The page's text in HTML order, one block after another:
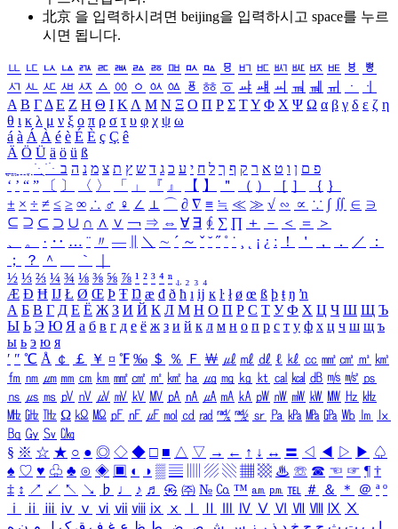
北京 을 입력하시려면 beijing을 입력하시고 space를 누르
시면 됩니다.
ㅥ ㅦ ㅧ ㅨ ㅩ ㅪ ㅫ ㅬ ㅭ ㅮ ㅯ ㅰ ㅱ ㅲ ㅳ ㅴ ㅵ ㅶ ㅷ ㅸ
ㅹ
ㅺ ㅻ ㅼ ㅽ ㅾ ㅿ ㆀ ㆁ ㆂ ㆃ ㆄ ㆅ ㆆ ㆇ ㆈ ㆉ ㆊ ㆋ ㆌ ㆍ
ㆎ
Α Β ΓΔ Ε Ζ Η Θ Ι ΚΛ Μ Ν Ξ Ο Π Ρ Σ ΤΥ Φ Χ Ψ Ω α β γ δ ε ζ η
θ ι κ λ μ ν ξ ο π ρ σ τ υ φ χ ψ ω
á à Á À é è É È ç Ç ê
Ä Ö Ü ä ö ü ß
ִֶֹ ֻּ ׁׂ פ ם ן ו ט א ר ק ף ך ל ח י ע כ ג ד ש ץ ת צ מ נ ה ב
‘ ’ “ ” 〔 〕 〈 〉 「 」 『 』 【 】 ＂ （ ） ［ ］ ｛ ｝
± × ÷ ≠ ≤ ≥ ∞ ∴ ♂ ♀ ∠ ⊥ ⌒ ∂ ∇ ≡ ≒ ≪ ≫ √ ∽ ∝ ∵ ∫ ∬ ∈ ∋
⊆ ⊇ ⊂ ⊃ ∪ ∩ ∧ ∨ ￢ ⇒ ⇔ ∀ ∃ ∮ ∑ ∏ ＋ － ＜ ＝
＞
、
。 · ‥ … ¨ 〃 ― ＼ ∼ ´ ～ ˇ ˘ ˝ ˚ ˙ ¸ ¡ ¿ ː ！ ＇ ， ． ／
：
；
？ ＾ ｀
½ ⅓ ⅔ ¼ ¾ ⅛ ⅜ ⅝ ⅞ ¹ ² ³ ⁴ ⁿ ₁ ₂ ₃ ₄
Æ Ð Ħ Ĳ Ł Ø Œ Þ Ŧ Ŋ æ đ ð ħ ı ĳ ĸ ŀ ł ø œ ß þ ŧ ŋ ŉ
А Б В Г Д Е Ё Ж З И Й К Л М Н О П Р С Т У Ф Х Ц Ч Ш Щ Ъ
Ы Ь Э Ю Я а б в г д е ё ж з и й к л м н о п р с т у ф х ц ч ш щ ъ
ы ь э ю я
′ ″ ℃ Å ￠ ￡ ￥ ¤ ℉ ‰ ＄ ％ Ｆ ￦ ㎕ ㎖ ㎗ ℓ ㎘ ㏄ ㎣ ㎤ ㎥ ㎦
㎙ ㎚ ㎛ ㎜ ㎝ ㎞ ㎟ ㎠ ㎡ ㎢ ㏊ ㎍ ㎎ ㎏ ㏏ ㎈ ㎉ ㏈ ㎧ ㎨ ㎰
㎱ ㎲ ㎳ ㎴ ㎵ ㎶ ㎷ ㎸ ㎹ ㎀ ㎁ ㎂ ㎃ ㎄ ㎺ ㎻ ㎽ ㎾ ㎿ ㎐ ㎑
㎒ ㎓ ㎔ Ω ㏀ ㏁ ㎊ ㎋ ㎌ ㏖ ㏅ ㎭ ㎮ ㎯ ㏛ ㎩ ㎪ ㎫ ㎬ ㏝ ㏐
㏓
㏃ ㏉ ㏜ ㏆
§ ※ ☆ ★ ○ ● ◎ ◇ ◆ □ ■ △ ▽ → ← ↑ ↓ ↔ 〓 ◁ ◀ ▷ ▶ ♤
♠ ♡ ♥ ♧ ♣ ⊙ ◈ ▣ ◐ ◑ ▒ ▤ ▨ ▧ ▦ ▩ ♨ ☏ ☎ ☜ ☞ ¶ †
‡ ↕ ↗ ↙ ↖ ↘ ♭ ♩ ♪ ♬ ㉿ ㈜ № ㏇ ™ ㏂ ㏘ ℡ ＃ ＆ ＊ ＠ ª º
ⅰ
ⅱ ⅲ ⅳ ⅴ ⅵ ⅶ ⅷ ⅸ ⅹ Ⅳ Ⅴ Ⅵ Ⅶ Ⅷ Ⅸ Ⅹ